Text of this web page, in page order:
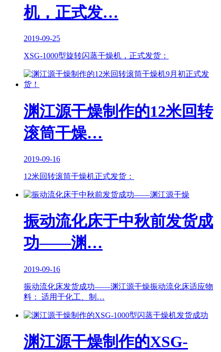
机，正式发…
2019-09-25
XSG-1000型旋转闪蒸干燥机，正式发货：
渊江源干燥制作的12米回转
滚筒干燥…
2019-09-16
12米回转滚筒干燥机正式发货：
振动流化床于中秋前发货成
功——渊…
2019-09-16
振动流化床发货成功——渊江源干燥振动流化床适应物
料： 适用于化工、制…
渊江源干燥制作的XSG-